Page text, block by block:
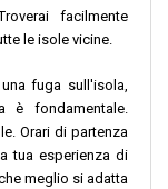
facilmente
le isole vicine.
fuga sull'isola,
è fondamentale.
Orari di partenza
tua esperienza di
meglio si adatta